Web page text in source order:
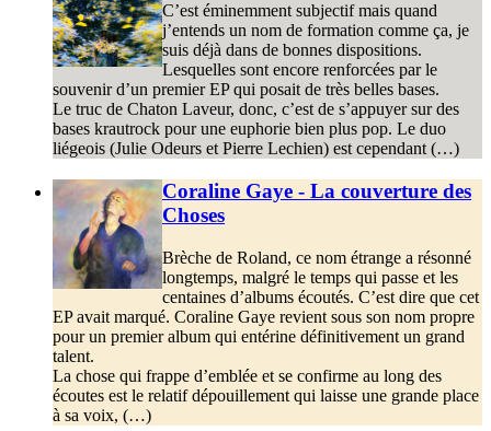
C’est éminemment subjectif mais quand
j’entends un nom de formation comme ça, je
suis déjà dans de bonnes dispositions.
Lesquelles sont encore renforcées par le
souvenir d’un premier EP qui posait de très belles bases.
Le truc de Chaton Laveur, donc, c’est de s’appuyer sur des
bases krautrock pour une euphorie bien plus pop. Le duo
liégeois (Julie Odeurs et Pierre Lechien) est cependant (…)
Coraline Gaye - La couverture des
Choses
Brèche de Roland, ce nom étrange a résonné
longtemps, malgré le temps qui passe et les
centaines d’albums écoutés. C’est dire que cet
EP avait marqué. Coraline Gaye revient sous son nom propre
pour un premier album qui entérine définitivement un grand
talent.
La chose qui frappe d’emblée et se confirme au long des
écoutes est le relatif dépouillement qui laisse une grande place
à sa voix, (…)